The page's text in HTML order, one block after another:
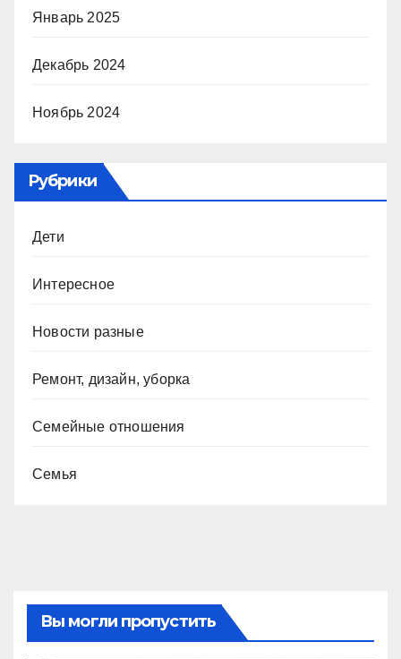
Январь 2025
Декабрь 2024
Ноябрь 2024
Рубрики
Дети
Интересное
Новости разные
Ремонт, дизайн, уборка
Семейные отношения
Семья
Вы могли пропустить